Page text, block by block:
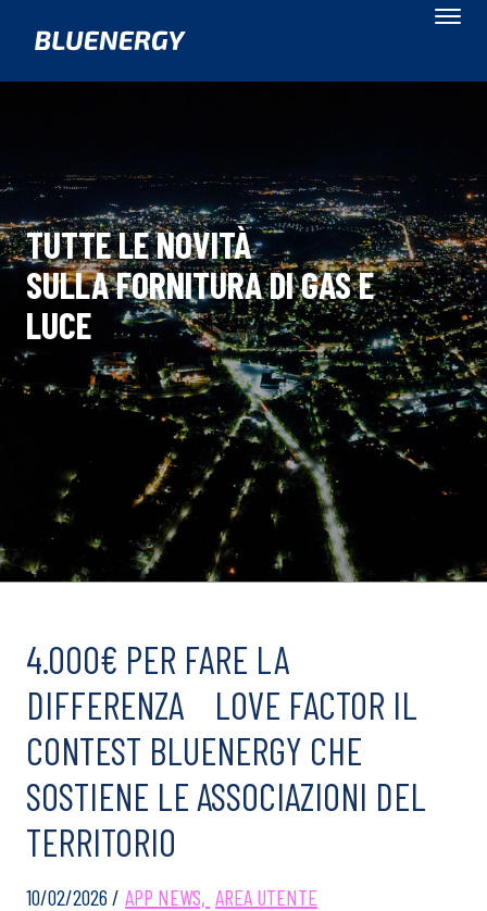
TUTTE LE NOVITÀ
SULLA FORNITURA DI GAS E
LUCE
4.000€ PER FARE LA
DIFFERENZA LOVE FACTOR IL
CONTEST BLUENERGY CHE
SOSTIENE LE ASSOCIAZIONI DEL
TERRITORIO
10/02/2026 / APP NEWS, AREA UTENTE